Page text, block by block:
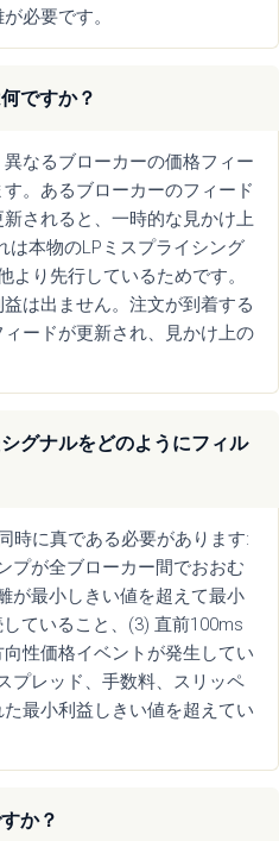
必要です。
ですか？
なるブローカーの価格フィー
。あるブローカーのフィード
されると、一時的な見かけ上
本物のLPミスプライシング
より先行しているためです。
は出ません。注文が到着する
ードが更新され、見かけ上の
グナルをどのようにフィル
時に真である必要があります:
プが全ブローカー間でおおむ
が最小しきい値を超えて最小
ていること、(3) 直前100ms
性価格イベントが発生してい
プレッド、手数料、スリッペ
最小利益しきい値を超えてい
か？